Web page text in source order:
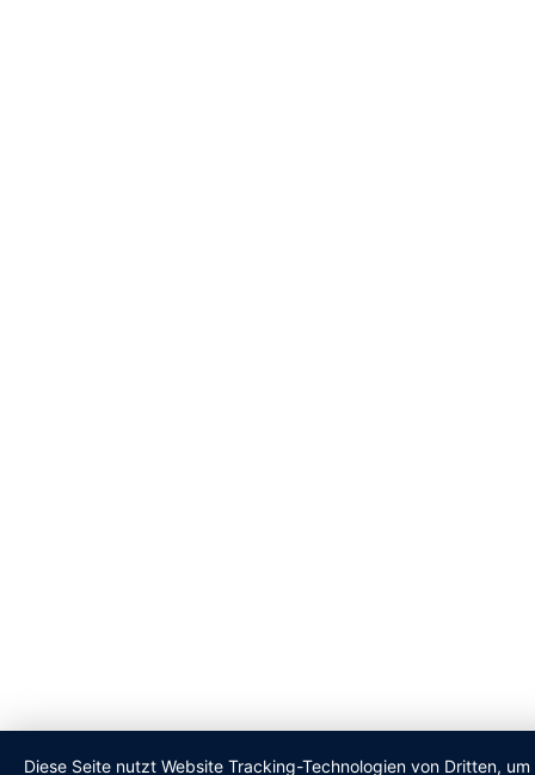
Diese Seite nutzt Website Tracking-Technologien von Dritten,